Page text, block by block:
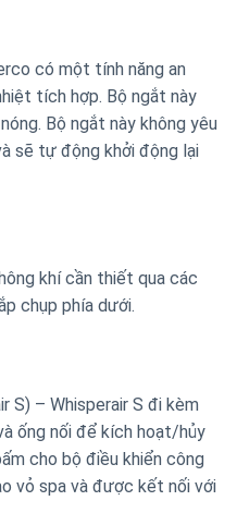
có một tính năng an
tích hợp. Bộ ngắt này
Bộ ngắt này không yêu
sẽ tự động khởi động lại
khí cần thiết qua các
chụp phía dưới.
S) – Whisperair S đi kèm
ống nối để kích hoạt/hủy
cho bộ điều khiển công
vỏ spa và được kết nối với